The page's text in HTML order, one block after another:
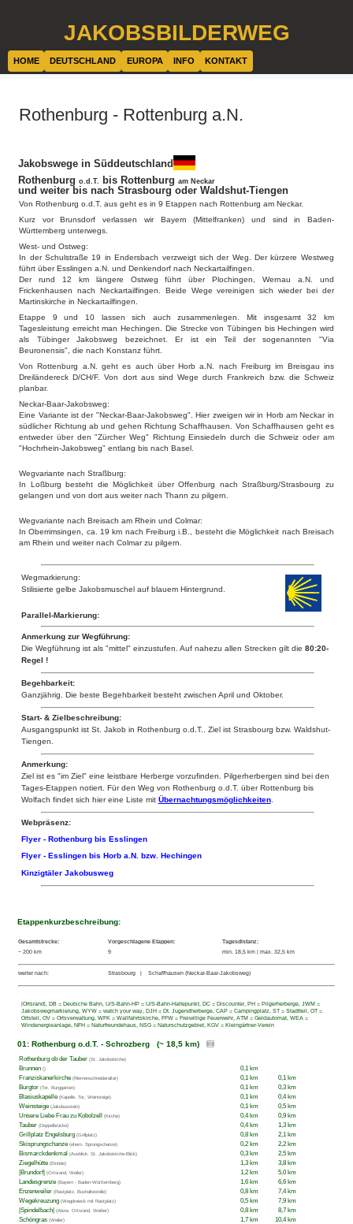
JAKOBSBILDERWEG
HOME DEUTSCHLAND EUROPA INFO KONTAKT
Rothenburg - Rottenburg a.N.
Jakobswege in Süddeutschland
Rothenburg o.d.T. bis Rottenburg am Neckar
und weiter bis nach Strasbourg oder Waldshut-Tiengen
Von Rothenburg o.d.T. aus geht es in 9 Etappen nach Rottenburg am Neckar.
Kurz vor Brunsdorf verlassen wir Bayern (Mittelfranken) und sind in Baden-
Württemberg unterwegs.
West- und Ostweg:
In der Schulstraße 19 in Endersbach verzweigt sich der Weg. Der kürzere Westweg
führt über Esslingen a.N. und Denkendorf nach Neckartailfingen.
Der rund 12 km längere Ostweg führt über Plochingen, Wernau a.N. und
Frickenhausen nach Neckartailfingen. Beide Wege vereinigen sich wieder bei der
Martinskirche in Neckartailfingen.
Etappe 9 und 10 lassen sich auch zusammenlegen. Mit insgesamt 32 km
Tagesleistung erreicht man Hechingen. Die Strecke von Tübingen bis Hechingen wird
als Tübinger Jakobsweg bezeichnet. Er ist ein Teil der sogenannten "Via
Beuronensis", die nach Konstanz führt.
Von Rottenburg a.N. geht es auch über Horb a.N. nach Freiburg im Breisgau ins
Dreiländereck D/CH/F. Von dort aus sind Wege durch Frankreich bzw. die Schweiz
planbar.
Neckar-Baar-Jakobsweg:
Eine Variante ist der "Neckar-Baar-Jakobsweg". Hier zweigen wir in Horb am Neckar in
südlicher Richtung ab und gehen Richtung Schaffhausen. Von Schaffhausen geht es
entweder über den "Zürcher Weg" Richtung Einsiedeln durch die Schweiz oder am
"Hochrhein-Jakobsweg" entlang bis nach Basel.
Wegvariante nach Straßburg:
In Loßburg besteht die Möglichkeit über Offenburg nach Straßburg/Strasbourg zu
gelangen und von dort aus weiter nach Thann zu pilgern.
Wegvariante nach Breisach am Rhein und Colmar:
In Oberrimsingen, ca. 19 km nach Freiburg i.B., besteht die Möglichkeit nach Breisach
am Rhein und weiter nach Colmar zu pilgern.
Wegmarkierung:
Stilisierte gelbe Jakobsmuschel auf blauem Hintergrund.
Parallel-Markierung:
Anmerkung zur Wegführung:
Die Wegführung ist als "mittel" einzustufen. Auf nahezu allen Strecken gilt die 80:20-
Regel !
Begehbarkeit:
Ganzjährig. Die beste Begehbarkeit besteht zwischen April und Oktober.
Start- & Zielbeschreibung:
Ausgangspunkt ist St. Jakob in Rothenburg o.d.T.. Ziel ist Strasbourg bzw. Waldshut-
Tiengen.
Anmerkung:
Ziel ist es "im Ziel" eine leistbare Herberge vorzufinden. Pilgerherbergen sind bei den
Tages-Etappen notiert. Für den Weg von Rothenburg o.d.T. über Rottenburg bis
Wolfach findet sich hier eine Liste mit Übernachtungsmöglichkeiten.
Webpräsenz:
Flyer - Rothenburg bis Esslingen
Flyer - Esslingen bis Horb a.N. bzw. Hechingen
Kinzigtäler Jakobusweg
Etappenkurzbeschreibung:
Gesamtstrecke: Vorgeschlagene Etappen:
Tagesdistanz:
~ 200 km
9 min. 18,5 km | max. 32,5 km
weiter nach: Strasbourg | Schaffhausen (Neckar-Baar-Jakobsweg)
|Ortsrand|, DB = Deutsche Bahn, U/S-Bahn-HP = U/S-Bahn-Haltepunkt, DC = Discounter, PH = Pilgerherberge, JWM =
Jakobswegmarkierung, WYW = watch your way, DJH = Dt. Jugendherberge, CAP = Campingplatz, ST = Stadtteil, OT =
Ortsteil, OV = Ortsverwaltung, WFK = Wallfahrtskirche, FFW = Freiwillige Feuerwehr, ATM = Geldautomat, WEA =
Windenergieanlage, NFH = Naturfreundehaus, NSG = Naturschutzgebiet, KGV = Kleingärtner-Verein
01: Rothenburg o.d.T. - Schrozberg (~ 18,5 km)
Rothenburg ob der Tauber (St. Jakobskirche)
Brunnen ()
0,1 km
Franziskanerkirche (Riemenschneideraltar) 0,1 km
0,1 km
Burgtor (Tor, Burggarten) 0,1 km
0,3 km
Blasiuskapelle (Kapelle, Tor, Weinsteige) 0,1 km
0,4 km
Weinsteige (Jakobusstein) 0,1 km
0,5 km
Unsere Liebe Frau zu Kobolzell
(Kirche) 0,4 km
0,9 km
Tauber (Doppelbrücke) 0,4 km
1,3 km
Grillplatz Engelsburg (Grillplatz) 0,8 km
2,1 km
Skisprungschanze (ehem. Sprungschanze) 0,2 km
2,2 km
Bismarckdenkmal (Ausblick: St. Jakobskirche-Blick) 0,3 km
2,5 km
Ziegelhütte (Einöde) 1,3 km
3,8 km
|Brundorf|
(Ortsrand, Weiler) 1,2 km
5,0 km
Landesgrenze (Bayern - Baden-Württemberg) 1,6 km
6,6 km
Enzenweiler (Rastplatz, Bushaltestelle) 0,8 km
7,4 km
Wegekreuzung (Wegdreieck mit Rastplatz) 0,5 km
7,9 km
|Spindelbach|
(Abzw. Ortsrand, Weiher) 0,8 km
8,7 km
Schöngras (Weiler) 1,7 km
10,4 km